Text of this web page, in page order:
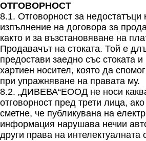
ОТГОВОРНОСТ
8.1. Отговорност за недостатъци
изпълнение на договора за
както и за възстановяване на
Продавачът на стоката. Той е
предостави заедно със стоката
хартиен носител, която да
при упражняване на правата му.
8.2. „ДИВЕВА“ЕООД не носи
отговорност пред трети лица,
сметне, че публикувана на
информация нарушава нечии
други права на интелектуалната